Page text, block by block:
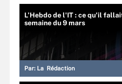
L’Hebdo de l'IT : ce qu'il
semaine du 9 mars
Par: La Rédaction